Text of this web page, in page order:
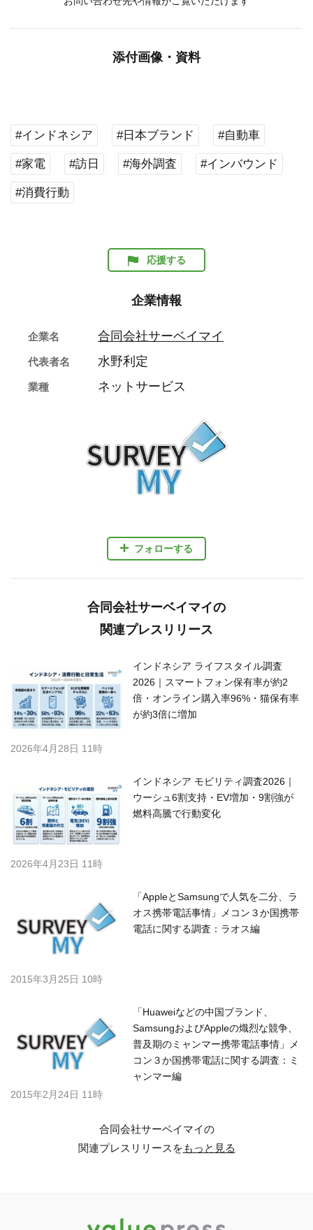
添付画像・資料
#インドネシア #日本ブランド #自動車
#家電 #訪日 #海外調査 #インバウンド
#消費行動
応援する
企業情報
フォローする
企業名 合同会社サーベイマイ
代表者名 水野利定
業種 ネットサービス
合同会社サーベイマイの
関連プレスリリース
インドネシア ライフスタイル調査
2026｜スマートフォン保有率が約2
倍・オンライン購入率96%・猫保有率
が約3倍に増加
2026年4月28日 11時
インドネシア モビリティ調査2026｜
ウーシュ6割支持・EV増加・9割強が
燃料高騰で行動変化
2026年4月23日 11時
「AppleとSamsungで人気を二分、ラ
オス携帯電話事情」メコン３か国携帯
電話に関する調査：ラオス編
2015年3月25日 10時
「Huaweiなどの中国ブランド、
SamsungおよびAppleの熾烈な競争、
普及期のミャンマー携帯電話事情」メ
コン３か国携帯電話に関する調査：ミ
ャンマー編
2015年2月24日 11時
合同会社サーベイマイの
関連プレスリリースをもっと見る